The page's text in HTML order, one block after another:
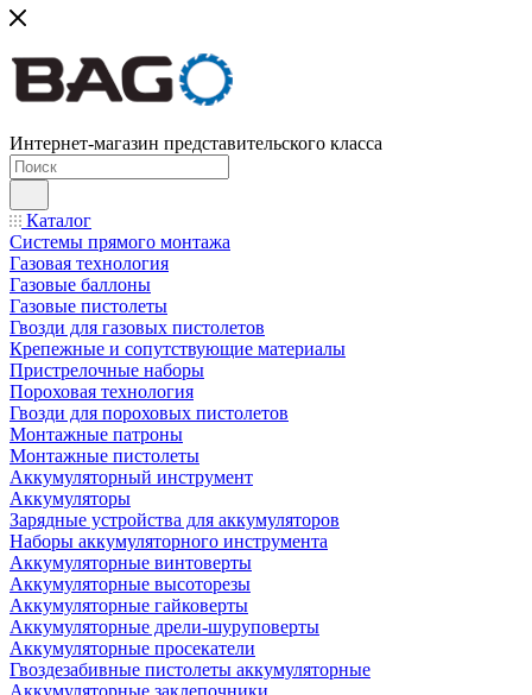
Интернет-магазин представительского класса
Каталог
Системы прямого монтажа
Газовая технология
Газовые баллоны
Газовые пистолеты
Гвозди для газовых пистолетов
Крепежные и сопутствующие материалы
Пристрелочные наборы
Пороховая технология
Гвозди для пороховых пистолетов
Монтажные патроны
Монтажные пистолеты
Аккумуляторный инструмент
Аккумуляторы
Зарядные устройства для аккумуляторов
Наборы аккумуляторного инструмента
Аккумуляторные винтоверты
Аккумуляторные высоторезы
Аккумуляторные гайковерты
Аккумуляторные дрели-шуруповерты
Аккумуляторные просекатели
Гвоздезабивные пистолеты аккумуляторные
Аккумуляторные заклепочники